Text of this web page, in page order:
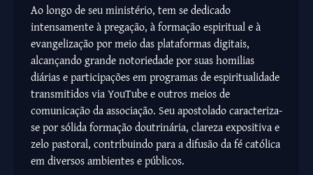
Ao longo de seu ministério, tem se dedicado
intensamente à pregação, à formação espiritual e à
evangelização por meio das plataformas digitais,
alcançando grande notoriedade por suas homilias
diárias e participações em programas de espiritualidade
transmitidos via YouTube e outros meios de
comunicação da associação. Seu apostolado caracteriza-
se por sólida formação doutrinária, clareza expositiva e
zelo pastoral, contribuindo para a difusão da fé católica
em diversos ambientes e públicos.